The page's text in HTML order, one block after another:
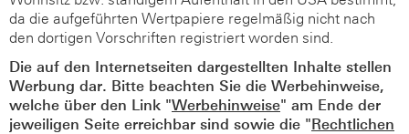
da die aufgeführten Wertpapiere regelmäßig nicht nach
den dortigen Vorschriften registriert worden sind.
Die auf den Internetseiten dargestellten Inhalte stellen
Werbung dar. Bitte beachten Sie die Werbehinweise,
welche über den Link "Werbehinweise" am Ende der
jeweiligen Seite erreichbar sind sowie die "Rechtlichen